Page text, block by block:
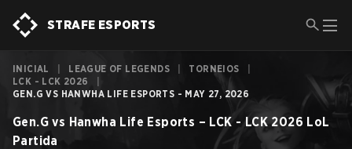
STRAFE ESPORTS
INICIAL LEAGUE OF LEGENDS TORNEIOS
LCK - LCK 2026
GEN.G VS HANWHA LIFE ESPORTS - MAY 27, 2026
Gen.G vs Hanwha Life Esports – LCK - LCK 2026 LoL
Partida